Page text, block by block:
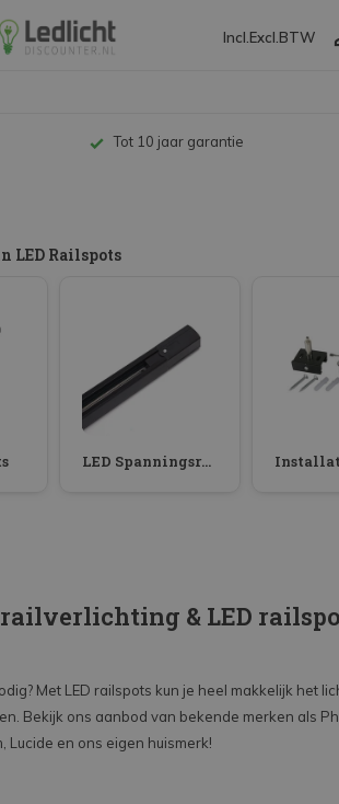
Incl. Excl. BTW
Tot 10 jaar garantie
LED Railspots
LED Spanningsrail
railverlichting & LED
Met LED railspots kun je heel makkelijk het
Bekijk ons aanbod van bekende merken als
Lucide en ons eigen huismerk!